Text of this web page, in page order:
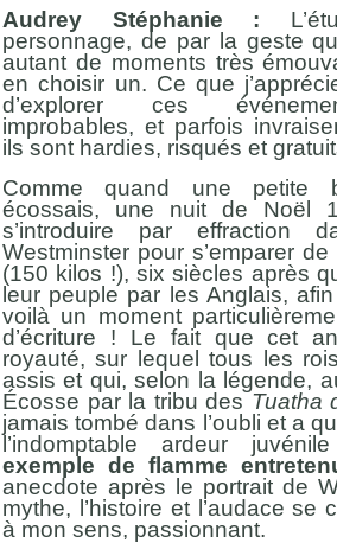
Audrey Stéphanie :
personnage, de par la geste
autant de moments très
en choisir un. Ce que
d’explorer ces
improbables, et parfois
ils sont hardies, risqués et
Comme quand une petite
écossais, une nuit de Noël
s’introduire par effraction
Westminster pour s’emparer
(150 kilos !), six siècles après
leur peuple par les Anglais,
voilà un moment
d’écriture ! Le fait que cet
royauté, sur lequel tous les
assis et qui, selon la légende,
Écosse par la tribu desTuatha
jamais tombé dans l’oubli et a
l’indomptable ardeur
exemple de flamme
anecdote après le portrait de
mythe, l’histoire et l’audace se
à mon sens, passionnant.